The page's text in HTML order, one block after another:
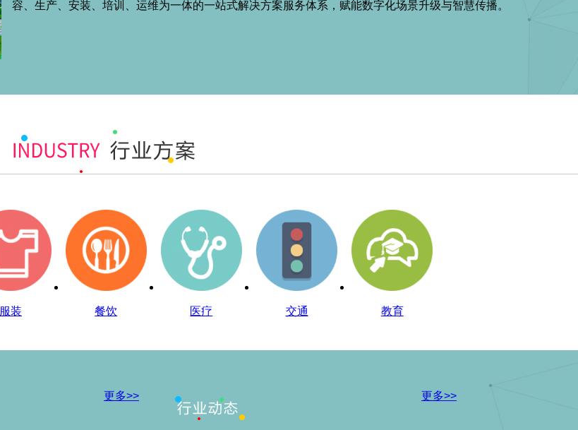
容、生产、安装、培训、运维为一体的一站式解决方案服务体系，赋能数字化场景升级与智慧传播。
服装 餐饮 医疗 交通 教育
更多>> 更多>>